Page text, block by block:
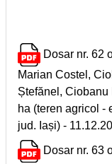
Dosar nr. 62
Marian Costel,
Ștefănel,
ha (teren agricol -
jud. Iași) -
Dosar nr. 63